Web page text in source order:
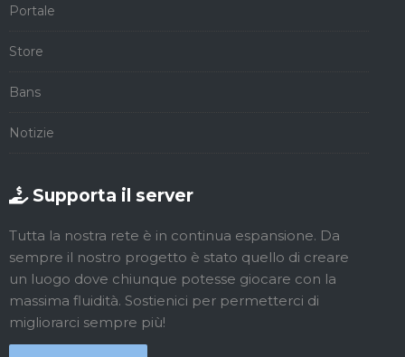
Portale
Store
Bans
Notizie
Supporta il server
Tutta la nostra rete è in continua espansione. Da
sempre il nostro progetto è stato quello di creare
un luogo dove chiunque potesse giocare con la
massima fluidità. Sostienici per permetterci di
migliorarci sempre più!